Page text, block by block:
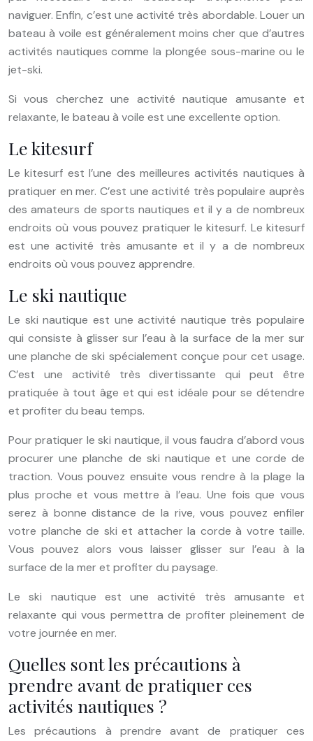
naviguer. Enfin, c’est une activité très abordable. Louer un
bateau à voile est généralement moins cher que d’autres
activités nautiques comme la plongée sous-marine ou le
jet-ski.
Si vous cherchez une activité nautique amusante et
relaxante, le bateau à voile est une excellente option.
Le kitesurf
Le kitesurf est l’une des meilleures activités nautiques à
pratiquer en mer. C’est une activité très populaire auprès
des amateurs de sports nautiques et il y a de nombreux
endroits où vous pouvez pratiquer le kitesurf. Le kitesurf
est une activité très amusante et il y a de nombreux
endroits où vous pouvez apprendre.
Le ski nautique
Le ski nautique est une activité nautique très populaire
qui consiste à glisser sur l’eau à la surface de la mer sur
une planche de ski spécialement conçue pour cet usage.
C’est une activité très divertissante qui peut être
pratiquée à tout âge et qui est idéale pour se détendre
et profiter du beau temps.
Pour pratiquer le ski nautique, il vous faudra d’abord vous
procurer une planche de ski nautique et une corde de
traction. Vous pouvez ensuite vous rendre à la plage la
plus proche et vous mettre à l’eau. Une fois que vous
serez à bonne distance de la rive, vous pouvez enfiler
votre planche de ski et attacher la corde à votre taille.
Vous pouvez alors vous laisser glisser sur l’eau à la
surface de la mer et profiter du paysage.
Le ski nautique est une activité très amusante et
relaxante qui vous permettra de profiter pleinement de
votre journée en mer.
Quelles sont les précautions à
prendre avant de pratiquer ces
activités nautiques ?
Les précautions à prendre avant de pratiquer ces